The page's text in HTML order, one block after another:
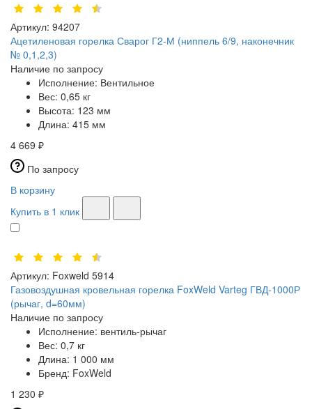
Артикул: 94207
Ацетиленовая горелка Сварог Г2-М (ниппель 6/9, наконечник
№ 0,1,2,3)
Наличие по запросу
Исполнение: Вентильное
Вес: 0,65 кг
Высота: 123 мм
Длина: 415 мм
4 669 ₽
По запросу
В корзину
Купить в 1 клик
Артикул: Foxweld 5914
Газовоздушная кровельная горелка FoxWeld Varteg ГВД-1000Р
(рычаг, d=60мм)
Наличие по запросу
Исполнение: вентиль-рычаг
Вес: 0,7 кг
Длина: 1 000 мм
Бренд: FoxWeld
1 230 ₽